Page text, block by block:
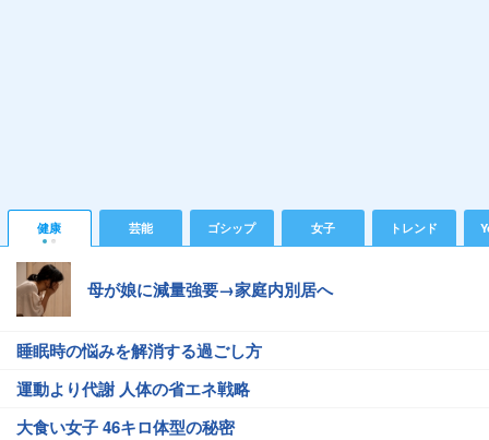
健康 芸能 ゴシップ 女子 トレンド
母が娘に減量強要→家庭内別居へ
睡眠時の悩みを解消する過ごし方
運動より代謝 人体の省エネ戦略
大食い女子 46キロ体型の秘密